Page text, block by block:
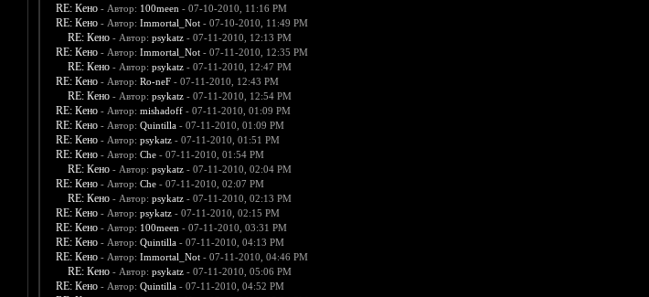
RE: Кено - Автор: 100meen - 07-10-2010, 11:16 PM
RE: Кено - Автор: Immortal_Not- 07-10-2010, 11:49 PM
RE: Кено - Автор: psykatz- 07-11-2010, 12:13 PM
RE: Кено - Автор: Immortal_Not- 07-11-2010, 12:35 PM
RE: Кено - Автор: psykatz- 07-11-2010, 12:47 PM
RE: Кено - Автор: Ro-neF- 07-11-2010, 12:43 PM
RE: Кено - Автор: psykatz- 07-11-2010, 12:54 PM
RE: Кено - Автор: mishadoff- 07-11-2010, 01:09 PM
RE: Кено - Автор: Quintilla- 07-11-2010, 01:09 PM
RE: Кено - Автор: psykatz- 07-11-2010, 01:51 PM
RE: Кено - Автор: Che- 07-11-2010, 01:54 PM
RE: Кено - Автор: psykatz- 07-11-2010, 02:04 PM
RE: Кено - Автор: Che- 07-11-2010, 02:07 PM
RE: Кено - Автор: psykatz- 07-11-2010, 02:13 PM
RE: Кено - Автор: psykatz- 07-11-2010, 02:15 PM
RE: Кено - Автор: 100meen - 07-11-2010, 03:31 PM
RE: Кено - Автор: Quintilla- 07-11-2010, 04:13 PM
RE: Кено - Автор: Immortal_Not- 07-11-2010, 04:46 PM
RE: Кено - Автор: psykatz- 07-11-2010, 05:06 PM
RE: Кено - Автор: Quintilla- 07-11-2010, 04:52 PM